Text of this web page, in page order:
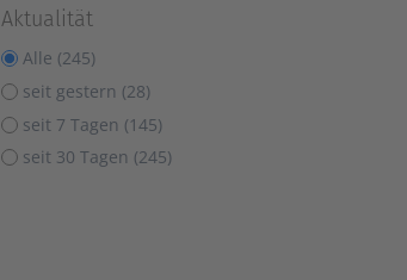
Aktualität
Alle (245)
seit gestern (28)
seit 7 Tagen (145)
seit 30 Tagen (245)